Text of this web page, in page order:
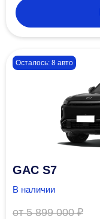
Осталось: 8 авто
GAC S7
В наличии
от 5 899 000 ₽